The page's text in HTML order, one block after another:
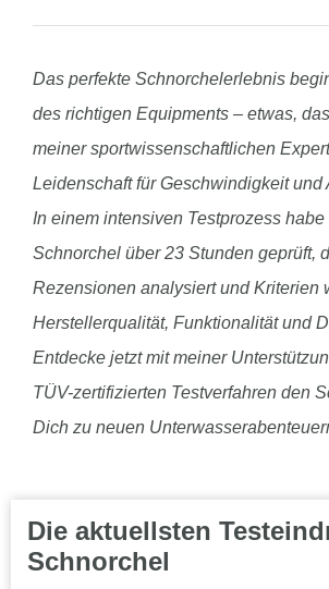
Das perfekte Schnorchelerlebnis
des richtigen Equipments – etwas,
meiner sportwissenschaftlichen
Leidenschaft für Geschwindigkeit und
In einem intensiven Testprozess habe
Schnorchel über 23 Stunden geprüft,
Rezensionen analysiert und Kriterien
Herstellerqualität, Funktionalität und
Entdecke jetzt mit meiner
TÜV-zertifizierten Testverfahren den
Dich zu neuen
Die aktuellsten
Schnorchel